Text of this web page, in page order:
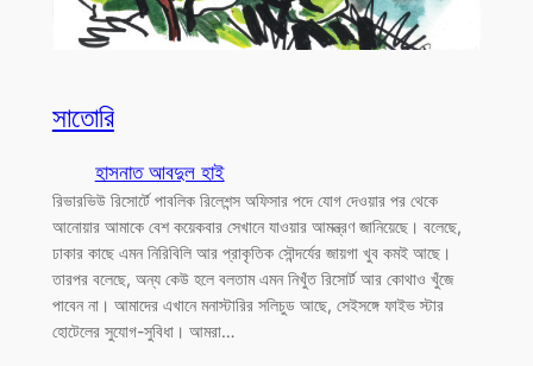
সাতোরি
হাসনাত আবদুল হাই
রিভারভিউ রিসোর্টে পাবলিক রিলেশন্স অফিসার পদে যোগ দেওয়ার পর থেকে
আনোয়ার আমাকে বেশ কয়েকবার সেখানে যাওয়ার আমন্ত্রণ জানিয়েছে। বলেছে,
ঢাকার কাছে এমন নিরিবিলি আর প্রাকৃতিক সৌন্দর্যের জায়গা খুব কমই আছে।
তারপর বলেছে, অন্য কেউ হলে বলতাম এমন নিখুঁত রিসোর্ট আর কোথাও খুঁজে
পাবেন না। আমাদের এখানে মনাস্টারির সলিচুড আছে, সেইসঙ্গে ফাইভ স্টার
হোটেলের সুযোগ-সুবিধা। আমরা…